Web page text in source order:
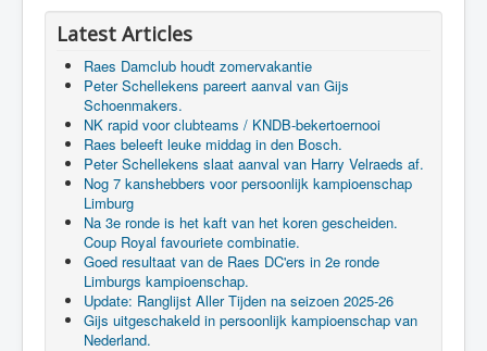
Latest Articles
Raes Damclub houdt zomervakantie
Peter Schellekens pareert aanval van Gijs
Schoenmakers.
NK rapid voor clubteams / KNDB-bekertoernooi
Raes beleeft leuke middag in den Bosch.
Peter Schellekens slaat aanval van Harry Velraeds af.
Nog 7 kanshebbers voor persoonlijk kampioenschap
Limburg
Na 3e ronde is het kaft van het koren gescheiden.
Coup Royal favouriete combinatie.
Goed resultaat van de Raes DC'ers in 2e ronde
Limburgs kampioenschap.
Update: Ranglijst Aller Tijden na seizoen 2025-26
Gijs uitgeschakeld in persoonlijk kampioenschap van
Nederland.